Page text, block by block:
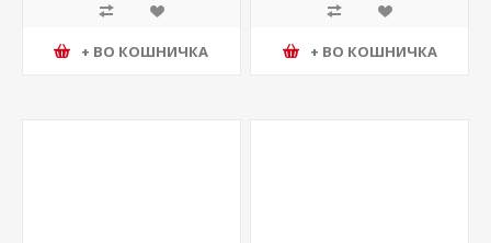
+ ВО КОШНИЧКА + ВО КОШНИЧКА